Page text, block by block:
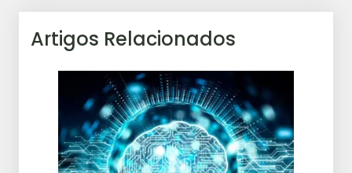
Artigos Relacionados